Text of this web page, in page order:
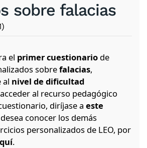
sobre falacias
el primer cuestionario de
sobrefalacias,
al nivel de dificultad
al recurso pedagógico
diríjase a este
conocer los demás
personalizados de LEO, por
.